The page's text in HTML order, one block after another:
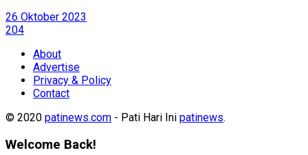
26 Oktober 2023
204
About
Advertise
Privacy & Policy
Contact
© 2020 patinews.com - Pati Hari Ini patinews.
Welcome Back!